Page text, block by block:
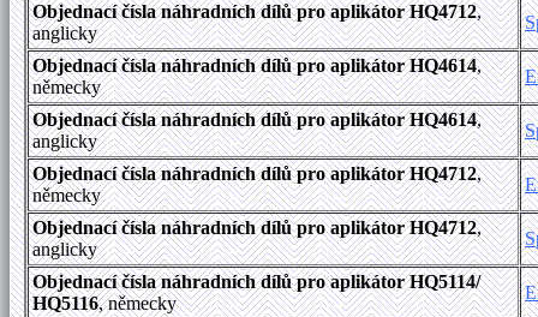
Objednací čísla náhradních dílů pro aplikátor HQ4712,
anglicky
Objednací čísla náhradních dílů pro aplikátor HQ4614,
německy
Objednací čísla náhradních dílů pro aplikátor HQ4614,
anglicky
Objednací čísla náhradních dílů pro aplikátor HQ4712,
německy
Objednací čísla náhradních dílů pro aplikátor HQ4712,
anglicky
Objednací čísla náhradních dílů pro aplikátor HQ5114/
HQ5116, německy